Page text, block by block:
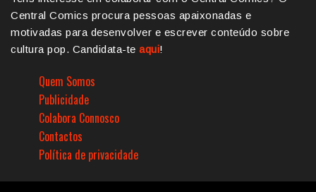
Central Comics procura pessoas apaixonadas e
motivadas para desenvolver e escrever conteúdo sobre
cultura pop. Candidata-te aqui!
Quem Somos
Publicidade
Colabora Connosco
Contactos
Política de privacidade